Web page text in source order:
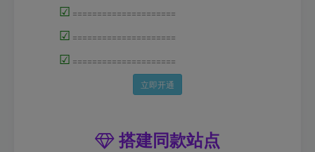
☑ =====================
☑ =====================
☑ =====================
立即开通
搭建同款站点